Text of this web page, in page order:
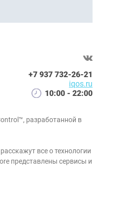
+7 937 732-26-21
iqos.ru
10:00 - 22:00
разработанной в
все о технологии
представлены сервисы и